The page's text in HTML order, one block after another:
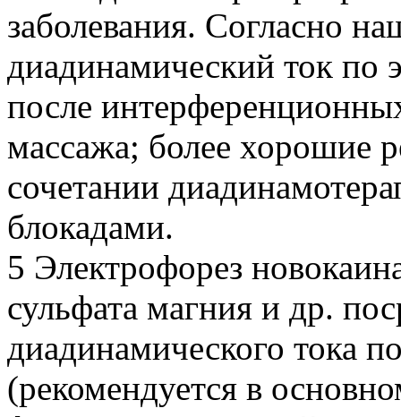
заболевания. Согласно
диадинамический ток по
после
массажа; более хорошие
сочетании
блокадами.
5 Электрофорез
сульфата магния и др.
диадинамического тока
(рекомендуется в